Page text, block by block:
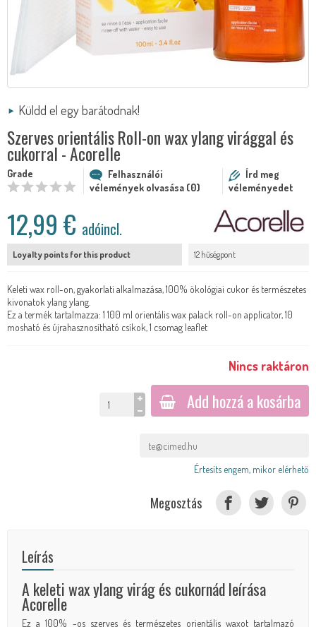
Küldd el egy barátodnak!
Szerves orientális Roll-on wax ylang virággal és
cukorral - Acorelle
Grade
Felhasználói
vélemények olvasása (0)
Írd meg
véleményedet
12,99 € adóincl.
Loyalty points for this product 12 hűségpont
Keleti wax roll-on, gyakorlati alkalmazása, 100% ökológiai cukor és természetes
kivonatok ylang ylang.
Ez a termék tartalmazza: 1 100 ml orientális wax palack roll-on applicator, 10
mosható és újrahasznosítható csíkok, 1 csomag leaflet
Nincs raktáron
Add hozzá a kosárba
Értesíts engem, mikor elérhető
Megosztás
Leírás
A keleti wax ylang virág és cukornád leírása
Acorelle
Ez a 100% -os szerves és természetes orientális waxot tartalmazó